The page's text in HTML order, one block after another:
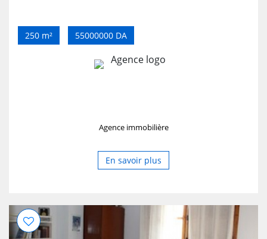
250 m² 55000000 DA
Agence immobilière
En savoir plus